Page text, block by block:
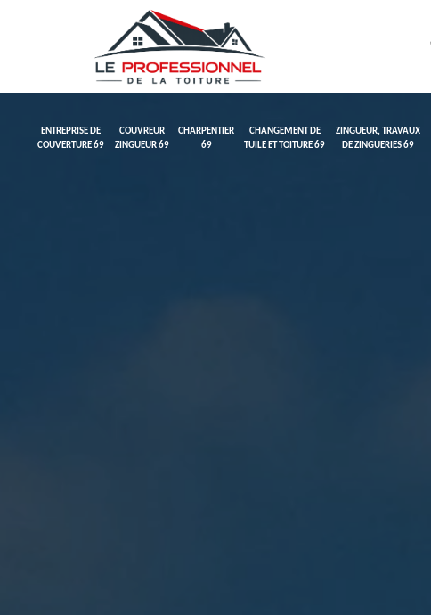
ENTREPRISE DE
COUVERTURE 69
COUVREUR
ZINGUEUR 69
CHARPENTIER
69
CHANGEMENT DE
TUILE ET TOITURE 69
ZINGUEUR, TRAVAUX
DE ZINGUERIES 69